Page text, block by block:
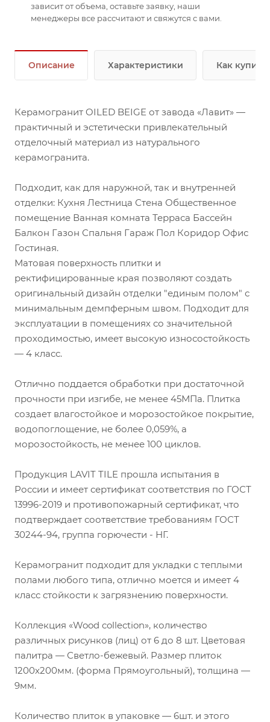
зависит от объема, оставьте заявку, наши
менеджеры все рассчитают и свяжутся с вами.
Описание Характеристики Как купить
Керамогранит OILED BEIGE от завода «Лавит» —
практичный и эстетически привлекательный
отделочный материал из натурального
керамогранита.
Подходит, как для наружной, так и внутренней
отделки: Кухня Лестница Стена Общественное
помещение Ванная комната Терраса Бассейн
Балкон Газон Спальня Гараж Пол Коридор Офис
Гостиная.
Матовая поверхность плитки и
ректифицированные края позволяют создать
оригинальный дизайн отделки "единым полом" с
минимальным демпферным швом. Подходит для
эксплуатации в помещениях со значительной
проходимостью, имеет высокую износостойкость
— 4 класс.
Отлично поддается обработки при достаточной
прочности при изгибе, не менее 45МПа. Плитка
создает влагостойкое и морозостойкое покрытие,
водопоглощение, не более 0,059%, а
морозостойкость, не менее 100 циклов.
Продукция LAVIT TILE прошла испытания в
России и имеет сертификат соответствия по ГОСТ
13996-2019 и противопожарный сертификат, что
подтверждает соответствие требованиям ГОСТ
30244-94, группа горючести - НГ.
Керамогранит подходит для укладки с теплыми
полами любого типа, отлично моется и имеет 4
класс стойкости к загрязнению поверхности.
Коллекция «Wood collection», количество
различных рисунков (лиц) от 6 до 8 шт. Цветовая
палитра — Светло-бежевый. Размер плиток
1200x200мм. (форма Прямоугольный), толщина —
9мм.
Количество плиток в упаковке — 6шт. и этого